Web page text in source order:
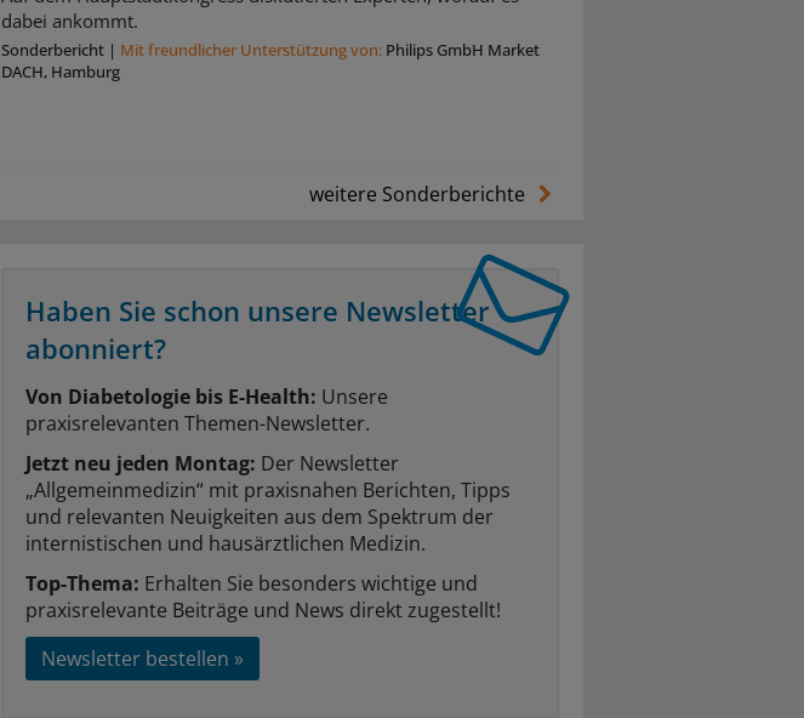
dabei ankommt.
Sonderbericht | Mit freundlicher Unterstützung von: Philips GmbH Market
DACH, Hamburg
weitere Sonderberichte
Haben Sie schon unsere Newsletter
abonniert?
Von Diabetologie bis E-Health: Unsere
praxisrelevanten Themen-Newsletter.
Jetzt neu jeden Montag: Der Newsletter
„Allgemeinmedizin“ mit praxisnahen Berichten, Tipps
und relevanten Neuigkeiten aus dem Spektrum der
internistischen und hausärztlichen Medizin.
Top-Thema: Erhalten Sie besonders wichtige und
praxisrelevante Beiträge und News direkt zugestellt!
Newsletter bestellen »